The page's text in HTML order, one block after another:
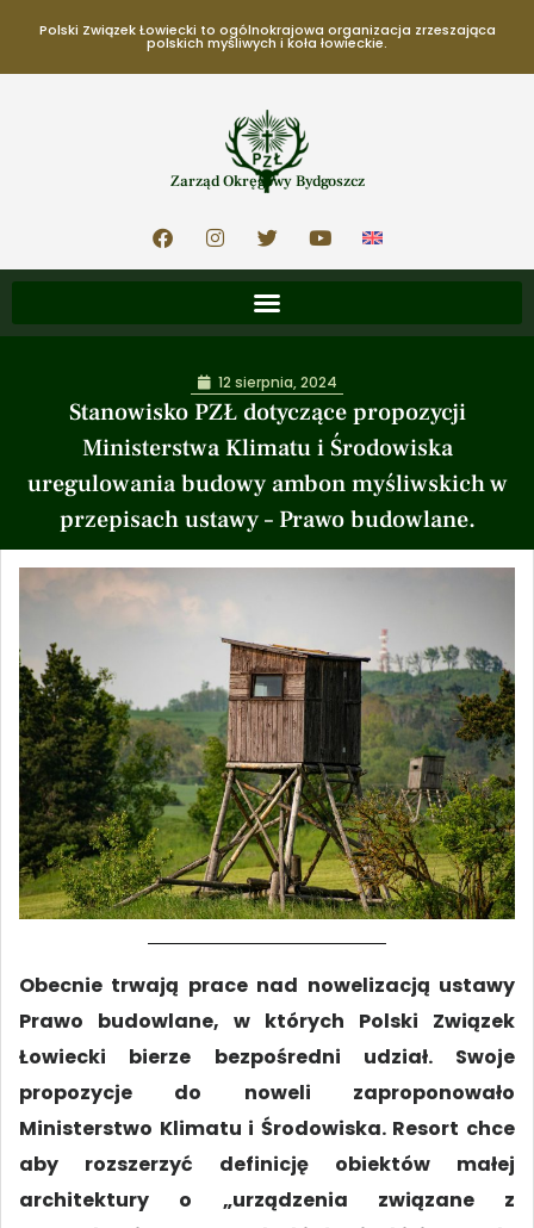
Polski Związek Łowiecki to ogólnokrajowa organizacja zrzeszająca
polskich myśliwych i koła łowieckie.
Zarząd Okręgowy Bydgoszcz
Stanowisko PZŁ dotyczące propozycji
Ministerstwa Klimatu i Środowiska
uregulowania budowy ambon myśliwskich w
przepisach ustawy – Prawo budowlane.
12 sierpnia, 2024
Obecnie trwają prace nad nowelizacją ustawy
Prawo budowlane, w których Polski Związek
Łowiecki bierze bezpośredni udział. Swoje
propozycje do noweli zaproponowało
Ministerstwo Klimatu i Środowiska. Resort chce
aby rozszerzyć definicję obiektów małej
architektury o „urządzenia związane z